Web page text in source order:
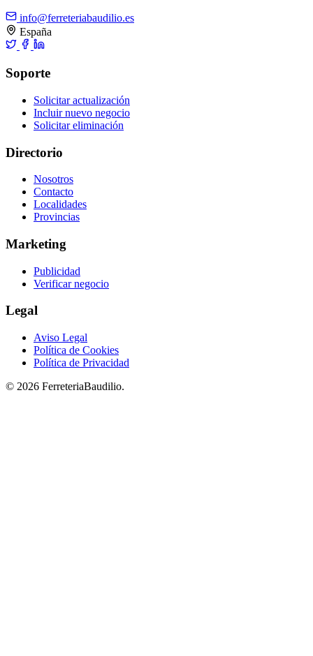
info@ferreteriabaudilio.es
España
Soporte
Solicitar actualización
Incluir nuevo negocio
Solicitar eliminación
Directorio
Nosotros
Contacto
Localidades
Provincias
Marketing
Publicidad
Verificar negocio
Legal
Aviso Legal
Política de Cookies
Política de Privacidad
© 2026 FerreteriaBaudilio.